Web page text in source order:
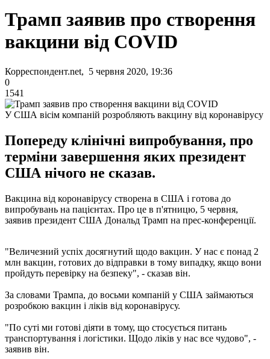
Трамп заявив про створення
вакцини від COVID
Корреспондент.net, 5 червня 2020, 19:36
0
1541
У США вісім компаній розробляють вакцину від коронавірусу
Попереду клінічні випробування, про
терміни завершення яких президент
США нічого не сказав.
Вакцина від коронавірусу створена в США і готова до
випробувань на пацієнтах. Про це в п'ятницю, 5 червня,
заявив президент США Дональд Трамп на прес-конференції.
"Величезний успіх досягнутий щодо вакцин. У нас є понад 2
млн вакцин, готових до відправки в тому випадку, якщо вони
пройдуть перевірку на безпеку", - сказав він.
За словами Трампа, до восьми компаній у США займаються
розробкою вакцин і ліків від коронавірусу.
"По суті ми готові діяти в тому, що стосується питань
транспортування і логістики. Щодо ліків у нас все чудово", -
заявив він.